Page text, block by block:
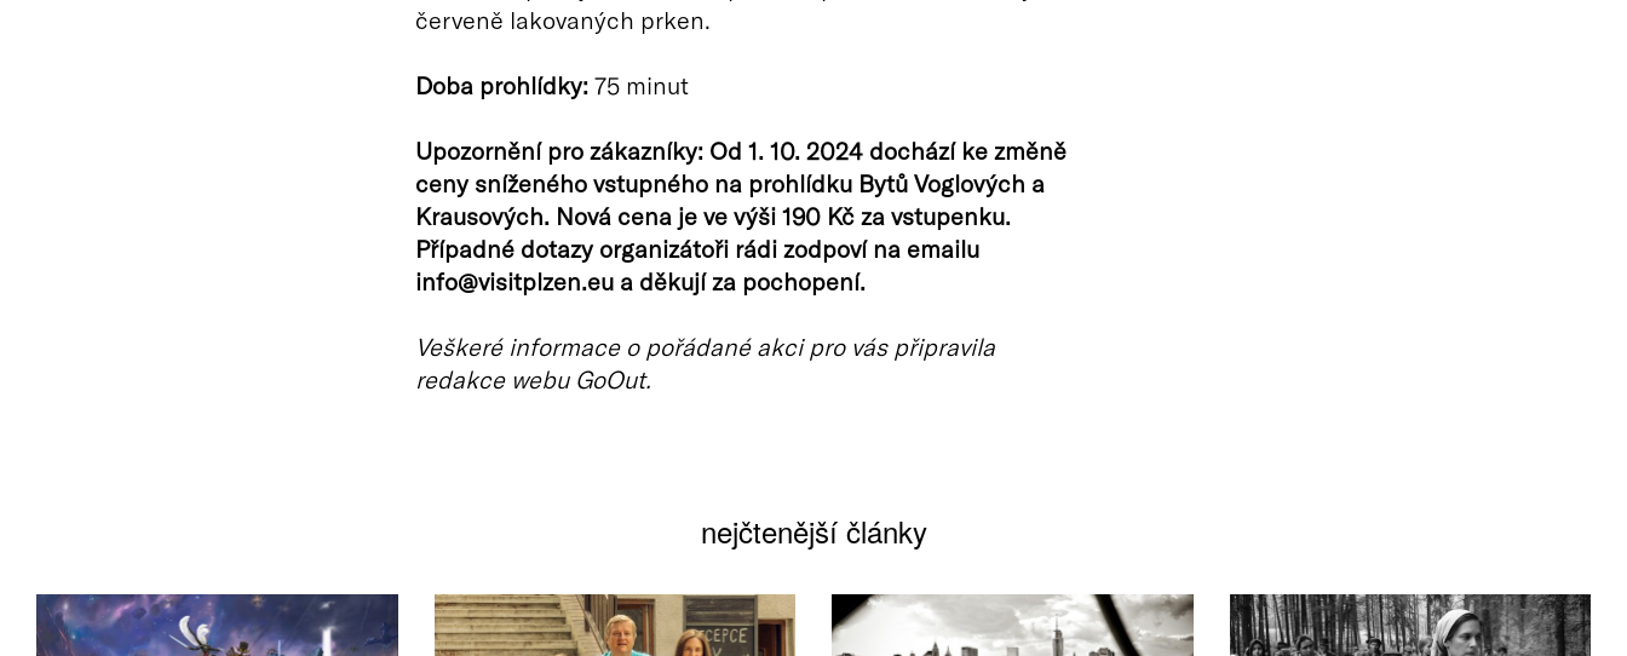
červeně lakovaných prken.
Doba prohlídky:75 minut
Upozornění pro zákazníky: Od 1. 10. 2024 dochází ke změně
ceny sníženého vstupného na prohlídku Bytů Voglových a
Krausových. Nová cena je ve výši 190 Kč za vstupenku.
Případné dotazy organizátoři rádi zodpoví na emailu
info@visitplzen.eu a děkují za pochopení.
Veškeré informace o pořádané akci pro vás připravila
redakce webu GoOut.
nejčtenější články